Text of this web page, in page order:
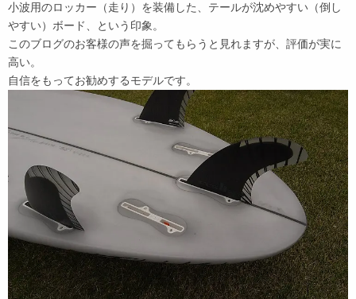
小波用のロッカー（走り）を装備した、テールが沈めやすい（倒し
やすい）ボード、という印象。
このブログのお客様の声を掘ってもらうと見れますが、評価が実に
高い。
自信をもってお勧めするモデルです。